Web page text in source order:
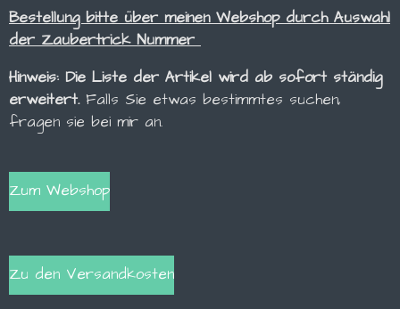
Bestellung bitte über meinen Webshop durch Auswahl
der Zaubertrick Nummer
Hinweis: Die Liste der Artikel wird ab sofort ständig
erweitert.Falls Sie etwas bestimmtes suchen,
fragen sie bei mir an.
Zum Webshop
Zu den Versandkosten